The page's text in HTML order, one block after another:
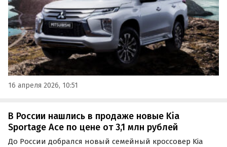
16 апреля 2026, 10:51
В России нашлись в продаже новые Kia
Sportage Ace по цене от 3,1 млн рублей
До России добрался новый семейный кроссовер Kia